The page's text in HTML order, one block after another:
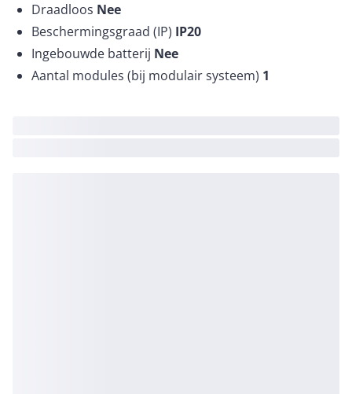
Draadloos Nee
Beschermingsgraad (IP) IP20
Ingebouwde batterij Nee
Aantal modules (bij modulair systeem) 1